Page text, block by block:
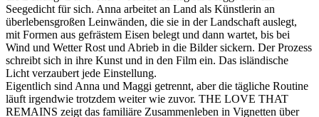
Seegedicht für sich. Anna arbeitet an Land als Künstlerin an
überlebensgroßen Leinwänden, die sie in der Landschaft auslegt,
mit Formen aus gefrästem Eisen belegt und dann wartet, bis bei
Wind und Wetter Rost und Abrieb in die Bilder sickern. Der Prozess
schreibt sich in ihre Kunst und in den Film ein. Das isländische
Licht verzaubert jede Einstellung.
Eigentlich sind Anna und Maggi getrennt, aber die tägliche Routine
läuft irgendwie trotzdem weiter wie zuvor. THE LOVE THAT
REMAINS zeigt das familiäre Zusammenleben in Vignetten über